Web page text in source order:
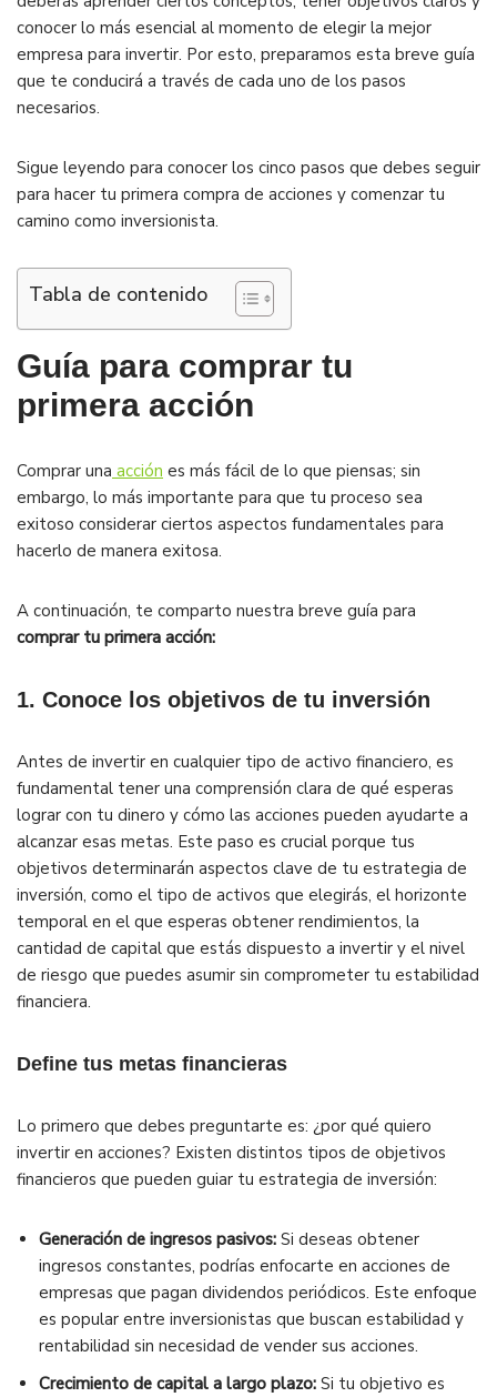
conocer lo más esencial al momento de elegir la mejor
empresa para invertir. Por esto, preparamos esta breve guía
que te conducirá a través de cada uno de los pasos
necesarios.
Sigue leyendo para conocer los cinco pasos que debes seguir
para hacer tu primera compra de acciones y comenzar tu
camino como inversionista.
Tabla de contenido
Guía para comprar tu
primera acción
Comprar una acción es más fácil de lo que piensas; sin
embargo, lo más importante para que tu proceso sea
exitoso considerar ciertos aspectos fundamentales para
hacerlo de manera exitosa.
A continuación, te comparto nuestra breve guía para
comprar tu primera acción:
1. Conoce los objetivos de tu inversión
Antes de invertir en cualquier tipo de activo financiero, es
fundamental tener una comprensión clara de qué esperas
lograr con tu dinero y cómo las acciones pueden ayudarte a
alcanzar esas metas. Este paso es crucial porque tus
objetivos determinarán aspectos clave de tu estrategia de
inversión, como el tipo de activos que elegirás, el horizonte
temporal en el que esperas obtener rendimientos, la
cantidad de capital que estás dispuesto a invertir y el nivel
de riesgo que puedes asumir sin comprometer tu estabilidad
financiera.
Define tus metas financieras
Lo primero que debes preguntarte es: ¿por qué quiero
invertir en acciones? Existen distintos tipos de objetivos
financieros que pueden guiar tu estrategia de inversión:
Generación de ingresos pasivos: Si deseas obtener
ingresos constantes, podrías enfocarte en acciones de
empresas que pagan dividendos periódicos. Este enfoque
es popular entre inversionistas que buscan estabilidad y
rentabilidad sin necesidad de vender sus acciones.
Crecimiento de capital a largo plazo: Si tu objetivo es